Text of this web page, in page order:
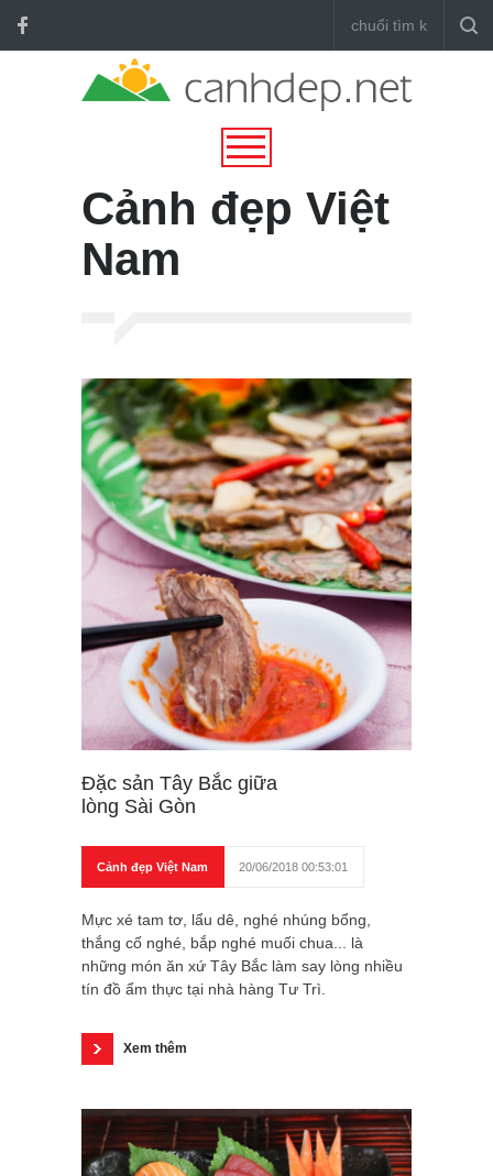
Cảnh đẹp Việt
Nam
Đặc sản Tây Bắc giữa
lòng Sài Gòn
Cảnh đẹp Việt Nam 20/06/2018 00:53:01
Mực xé tam tơ, lẩu dê, nghé nhúng bổng,
thắng cố nghé, bắp nghé muối chua... là
những món ăn xứ Tây Bắc làm say lòng nhiều
tín đồ ẩm thực tại nhà hàng Tư Trì.
Xem thêm